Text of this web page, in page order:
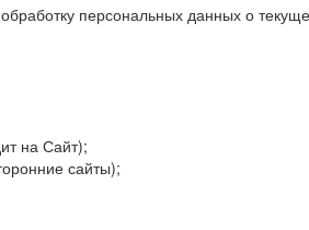
персональных данных о
на Сайт);
сайты);